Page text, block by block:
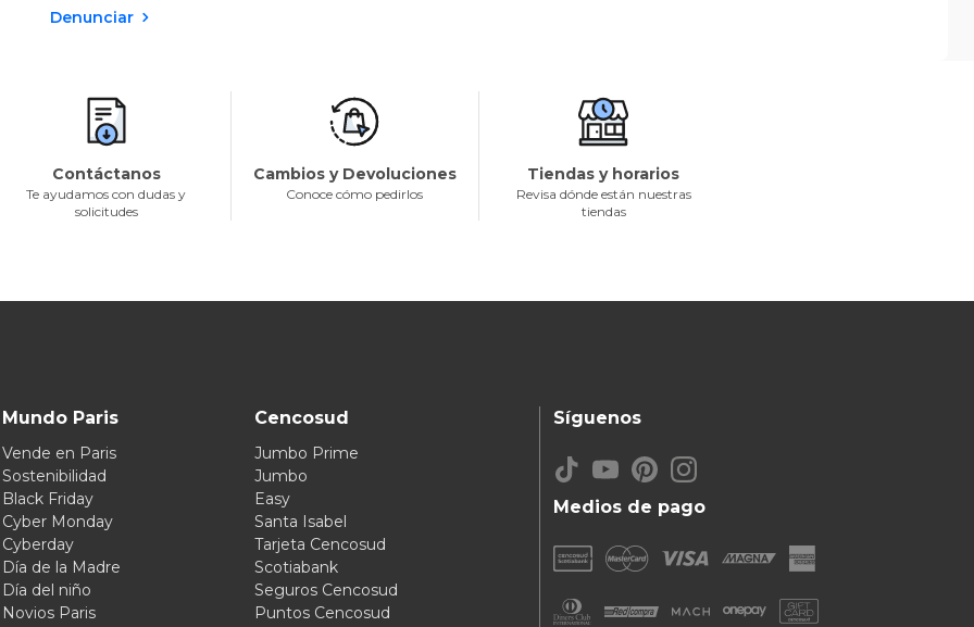
Denunciar
Contáctanos
Te ayudamos con dudas y
solicitudes
Cambios y Devoluciones
Conoce cómo pedirlos
Tiendas y horarios
Revisa dónde están nuestras
tiendas
Mundo Paris
Vende en Paris
Sostenibilidad
Black Friday
Cyber Monday
Cyberday
Día de la Madre
Día del niño
Novios Paris
Cencosud
Jumbo Prime
Jumbo
Easy
Santa Isabel
Tarjeta Cencosud
Scotiabank
Seguros Cencosud
Puntos Cencosud
Medios de pago
Síguenos